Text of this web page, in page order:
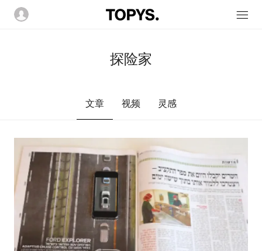
探险家
文章 视频 灵感